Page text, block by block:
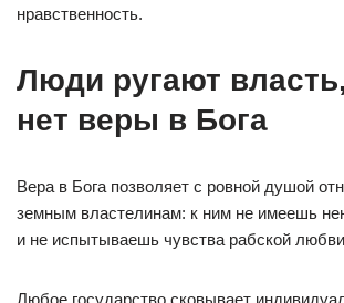
нравственность.
Люди ругают
нет веры в Бога
Вера в Бога позволяет с ровной душой
земным властелинам: к ним не имеешь
и не испытываешь чувства рабской
Любое государство сковывает